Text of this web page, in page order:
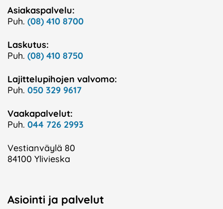
Asiakaspalvelu:
Puh. (08) 410 8700
Laskutus:
Puh. (08) 410 8750
Lajittelupihojen valvomo:
Puh. 050 329 9617
Vaakapalvelut:
Puh. 044 726 2993
Vestianväylä 80
84100 Ylivieska
Asiointi ja palvelut